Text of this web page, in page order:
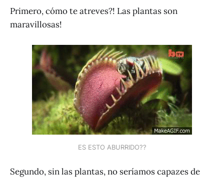
Primero, cómo te atreves?! Las plantas son
maravillosas!
ES ESTO ABURRIDO??
Segundo, sin las plantas, no seríamos capazes de